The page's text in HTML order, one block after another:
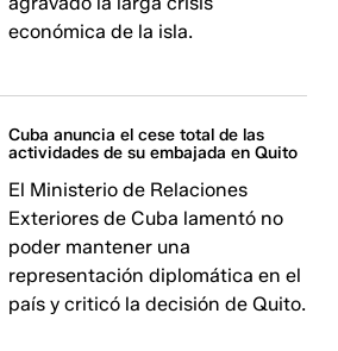
económica de la isla.
Cuba anuncia el cese total de las
actividades de su embajada en Quito
El Ministerio de Relaciones
Exteriores de Cuba lamentó no
poder mantener una
representación diplomática en el
país y criticó la decisión de Quito.